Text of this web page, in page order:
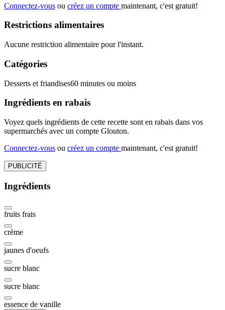
Connectez-vous ou créez un compte maintenant, c'est gratuit!
Restrictions alimentaires
Aucune restriction alimentaire pour l'instant.
Catégories
Desserts et friandises60 minutes ou moins
Ingrédients en rabais
Voyez quels ingrédients de cette recette sont en rabais dans vos
supermarchés avec un compte Glouton.
Connectez-vous ou créez un compte maintenant, c'est gratuit!
PUBLICITÉ
Ingrédients
fruits frais
crème
jaunes d'oeufs
sucre blanc
sucre blanc
essence de vanille